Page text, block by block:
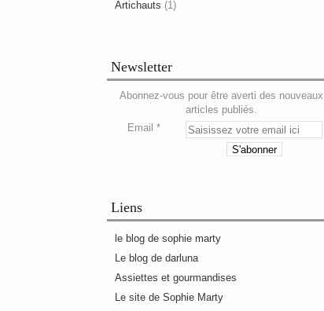
Artichauts (1)
Newsletter
Abonnez-vous pour être averti des nouveaux
articles publiés.
Email
Liens
le blog de sophie marty
Le blog de darluna
Assiettes et gourmandises
Le site de Sophie Marty